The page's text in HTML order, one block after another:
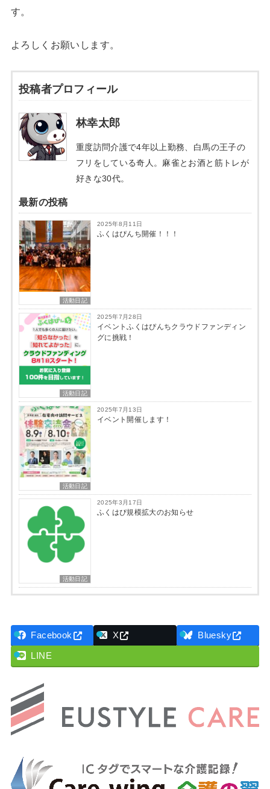
す。
よろしくお願いします。
投稿者プロフィール
林幸太郎
重度訪問介護で4年以上勤務、白馬の王子の
フリをしている奇人。麻雀とお酒と筋トレが
好きな30代。
最新の投稿
活動日記
2025年8月11日
ふくはぴんち開催！！！
活動日記
2025年7月28日
イベントふくはぴんちクラウドファンディン
グに挑戦！
活動日記
2025年7月13日
イベント開催します！
活動日記
2025年3月17日
ふくはぴ規模拡大のお知らせ
Facebook X Bluesky
LINE